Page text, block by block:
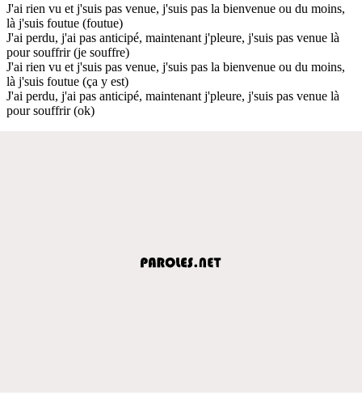
J'ai rien vu et j'suis pas venue, j'suis pas la bienvenue ou du moins,
là j'suis foutue (foutue)
J'ai perdu, j'ai pas anticipé, maintenant j'pleure, j'suis pas venue là
pour souffrir (je souffre)
J'ai rien vu et j'suis pas venue, j'suis pas la bienvenue ou du moins,
là j'suis foutue (ça y est)
J'ai perdu, j'ai pas anticipé, maintenant j'pleure, j'suis pas venue là
pour souffrir (ok)